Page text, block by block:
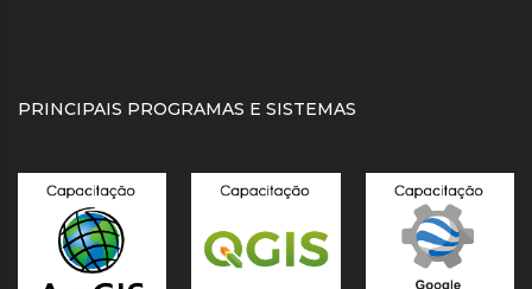
PRINCIPAIS PROGRAMAS E SISTEMAS